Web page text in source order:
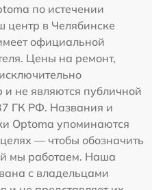
по истечении
центр в Челябинске
официальной
Цены на ремонт,
не являются публичной
ГК РФ. Названия и
Optoma упоминаются
— чтобы обозначить
мы работаем. Наша
с владельцами